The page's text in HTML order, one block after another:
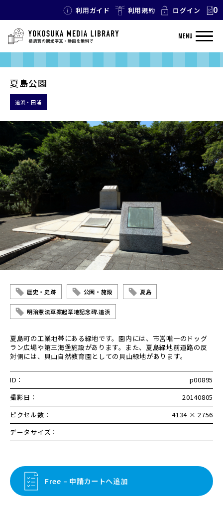
利用ガイド 利用規約 ログイン 0
MENU
夏島公園
追浜・田浦
歴史・史跡 公園・施設 夏島
明治憲法草案起草地記念碑.追浜
夏島町の工業地帯にある緑地です。園内には、市営唯一のドッグ
ラン広場や第三海堡施設があります。また、夏島緑地前道路の反
対側には、貝山自然教育園としての貝山緑地があります。
ID：
p00895
撮影日：
20140805
ピクセル数：
4134 × 2756
データサイズ：
Free – 申請カートへ追加